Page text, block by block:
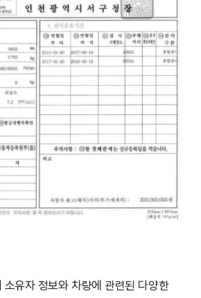
유자 정보와 차량에 관련된 다양한